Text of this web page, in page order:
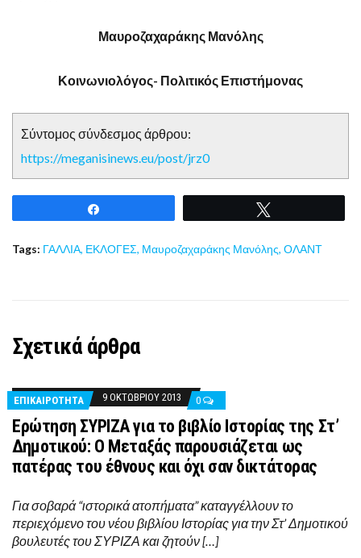
Μαυροζαχαράκης Μανόλης
Κοινωνιολόγος- Πολιτικός Επιστήμονας
Σύντομος σύνδεσμος άρθρου:
https://meganisinews.eu/post/jrz0
Tags: ΓΑΛΛΙΑ, ΕΚΛΟΓΕΣ, Μαυροζαχαράκης Μανόλης, ΟΛΑΝΤ
Σχετικά άρθρα
ΕΠΙΚΑΙΡΟΤΗΤΑ 9 ΟΚΤΩΒΡΊΟΥ 2013 0
Ερώτηση ΣΥΡΙΖΑ για το βιβλίο Ιστορίας της Στ’
Δημοτικού: Ο Μεταξάς παρουσιάζεται ως
πατέρας του έθνους και όχι σαν δικτάτορας
Για σοβαρά “ιστορικά ατοπήματα” καταγγέλλουν το
περιεχόμενο του νέου βιβλίου Ιστορίας για την Στ’ Δημοτικού
βουλευτές του ΣΥΡΙΖΑ και ζητούν […]